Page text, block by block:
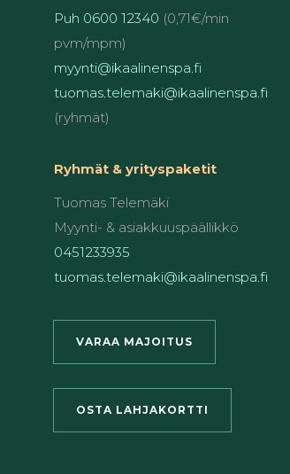
Puh 0600 12340 (0,71€/min
pvm/mpm)
myynti@ikaalinenspa.fi
tuomas.telemaki@ikaalinenspa.fi
(ryhmät)
Ryhmät & yrityspaketit
Tuomas Telemäki
Myynti- & asiakkuuspäällikkö
0451233935
tuomas.telemaki@ikaalinenspa.fi
VARAA MAJOITUS
OSTA LAHJAKORTTI